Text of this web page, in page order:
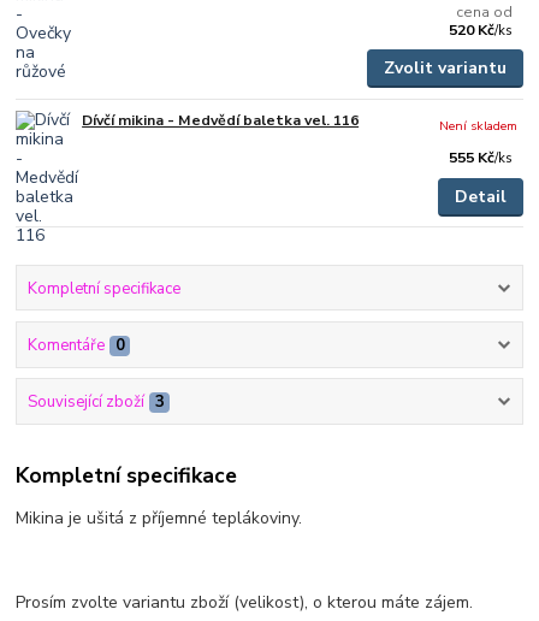
cena od
520 Kč/ks
Zvolit variantu
Dívčí mikina - Medvědí baletka vel. 116
555 Kč/ks
Není skladem
Detail
Kompletní specifikace
Komentáře 0
Související zboží 3
Kompletní specifikace
Mikina je ušitá z příjemné teplákoviny.
Prosím zvolte variantu zboží (velikost), o kterou máte zájem.